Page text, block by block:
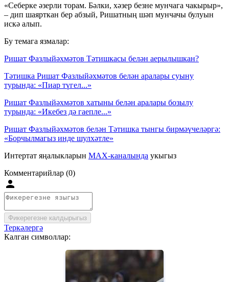
«Себерке әзерли торам. Бәлки, хәзер безне мунчага чакырыр»,
– дип шаярткан бер абзый, Ришатның шәп мунчачы булуын
искә алып.
Бу темага язмалар:
Ришат Фазлыйәхмәтов Тәтишкасы белән аерылышкан?
Тәтишка Ришат Фазлыйәхмәтов белән аралары суыну
турында: «Пиар түгел...»
Ришат Фазлыйәхмәтов хатыны белән аралары бозылу
турында: «Икебез дә гаепле...»
Ришат Фазлыйәхмәтов белән Тәтишка тынгы бирмәүчеләргә:
«Борчылмагыз инде шулхәтле»
Интертат яңалыкларын MAX-каналында укыгыз
Комментарийлар (0)
Фикерегезне калдырыгыз
Теркәлергә
Калган символлар: